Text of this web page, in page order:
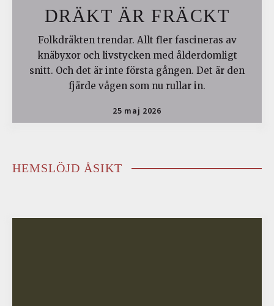
DRÄKT ÄR FRÄCKT
Folkdräkten trendar. Allt fler fascineras av
knäbyxor och livstycken med ålderdomligt
snitt. Och det är inte första gången. Det är den
fjärde vågen som nu rullar in.
25 maj 2026
HEMSLÖJD ÅSIKT